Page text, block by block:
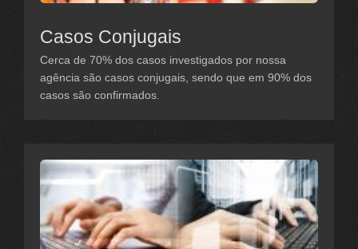
Casos Conjugais
Cerca de 70% dos casos investigados por nossa
agência são casos conjugais, sendo que em 90% dos
casos são confirmados.